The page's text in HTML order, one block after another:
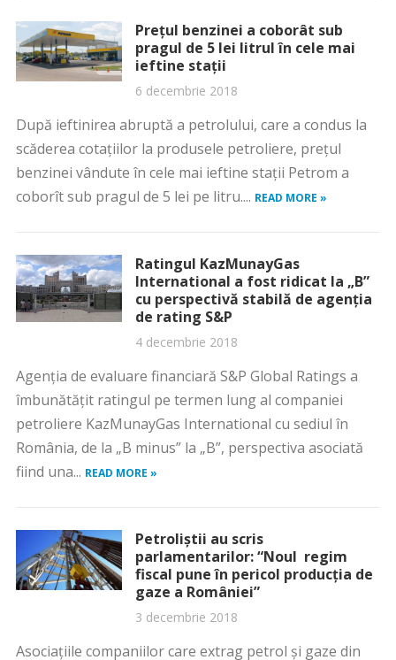
Preţul benzinei a coborât sub
pragul de 5 lei litrul în cele mai
ieftine staţii
6 decembrie 2018
După ieftinirea abruptă a petrolului, care a condus la
scăderea cotaţiilor la produsele petroliere, preţul
benzinei vândute în cele mai ieftine staţii Petrom a
coborît sub pragul de 5 lei pe litru.... READ MORE »
Ratingul KazMunayGas
International a fost ridicat la „B”
cu perspectivă stabilă de agenţia
de rating S&P
4 decembrie 2018
Agenţia de evaluare financiară S&P Global Ratings a
îmbunătăţit ratingul pe termen lung al companiei
petroliere KazMunayGas International cu sediul în
România, de la „B minus” la „B”, perspectiva asociată
fiind una... READ MORE »
Petroliştii au scris
parlamentarilor: “Noul regim
fiscal pune în pericol producţia de
gaze a României”
3 decembrie 2018
Asociaţiile companiilor care extrag petrol şi gaze din